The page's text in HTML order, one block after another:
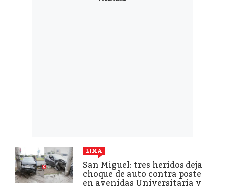
LIMA
San Miguel: tres heridos deja
choque de auto contra poste
en avenidas Universitaria y